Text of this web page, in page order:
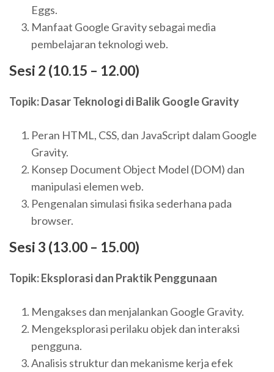
Eggs.
Manfaat Google Gravity sebagai media
pembelajaran teknologi web.
Sesi 2 (10.15 – 12.00)
Topik: Dasar Teknologi di Balik Google Gravity
Peran HTML, CSS, dan JavaScript dalam Google
Gravity.
Konsep Document Object Model (DOM) dan
manipulasi elemen web.
Pengenalan simulasi fisika sederhana pada
browser.
Sesi 3 (13.00 – 15.00)
Topik: Eksplorasi dan Praktik Penggunaan
Mengakses dan menjalankan Google Gravity.
Mengeksplorasi perilaku objek dan interaksi
pengguna.
Analisis struktur dan mekanisme kerja efek